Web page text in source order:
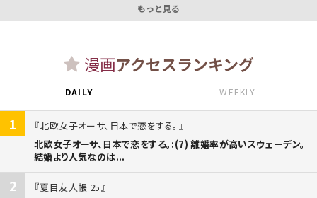
もっと見る
漫画アクセスランキング
DAILY WEEKLY
1
北欧女子オーサ、日本で恋をする。
北欧女子オーサ、日本で恋をする。:(7) 離婚率が高いスウェーデン。
結婚より人気なのは...
2
夏目友人帳 25